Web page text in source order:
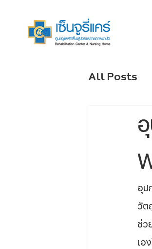
All Posts
โรคหล
โรคยอ
อุป
วัต
ช่ว
เอ